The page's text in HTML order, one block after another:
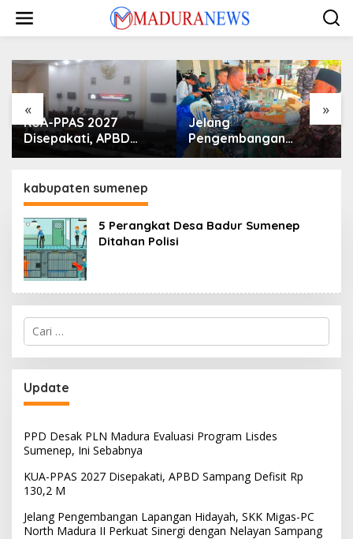
konten
« »
KUA-PPAS 2027
Disepakati, APBD
Sampang Defisit Rp
Jelang
Pengembangan
Lapangan Hidayah,
Nelayan Sampang
kabupaten sumenep
5 Perangkat Desa Badur Sumenep
Ditahan Polisi
Cari
untuk:
Update
PPD Desak PLN Madura Evaluasi Program Lisdes
Sumenep, Ini Sebabnya
KUA-PPAS 2027 Disepakati, APBD Sampang Defisit Rp
130,2 M
Jelang Pengembangan Lapangan Hidayah, SKK Migas-PC
North Madura II Perkuat Sinergi dengan Nelayan Sampang